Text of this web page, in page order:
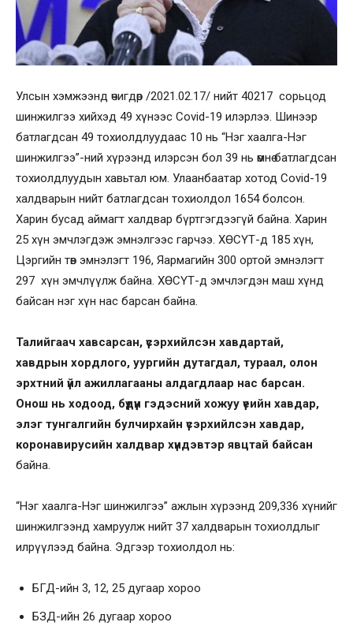
Улсын хэмжээнд өчигдөр /2021.02.17/ нийт 40217 сорьцод
шинжилгээ хийхэд 49 хүнээс Сovid-19 илэрлээ. Шинээр
батлагдсан 49 тохиолдлуудаас 10 нь “Нэг хаалга-Нэг
шинжилгээ”-ний хүрээнд илэрсэн бол 39 нь өмнө батлагдсан
тохиолдлуудын хавьтал юм. Улаанбаатар хотод Сovid-19
халдварын нийт батлагдсан тохиолдол 1654 болсон.
Харин бусад аймагт халдвар бүртгэгдээгүй байна. Харин
25 хүн эмчлэгдэж эмнэлгээс гарчээ. ХӨСҮТ-д 185 хүн,
Цэргийн төв эмнэлэгт 196, Яармагийн 300 ортой эмнэлэгт
297 хүн эмчлүүлж байна. ХӨСҮТ-д эмчлэгдэн маш хүнд
байсан нэг хүн нас барсан байна.
Талийгаач хавсарсан, үсэрхийлсэн хавдартай,
хавдрын хордлого, уургийн дутагдал, тураал, олон
эрхтний үйл ажиллагааны алдагдлаар нас барсан.
Онош нь ходоод, бүдүүн гэдэсний хожуу үеийн хавдар,
элэг тунгалгийн булчирхайн үсэрхийлсэн хавдар,
коронавирусийн халдвар хүндэвтэр явцтай байсан
байна.
“Нэг хаалга-Нэг шинжилгээ” ажлын хүрээнд 209,336 хүнийг
шинжилгээнд хамруулж нийт 37 халдварын тохиолдлыг
илрүүлээд байна. Эдгээр тохиолдол нь:
БГД-ийн 3, 12, 25 дугаар хороо
БЗД-ийн 26 дугаар хороо